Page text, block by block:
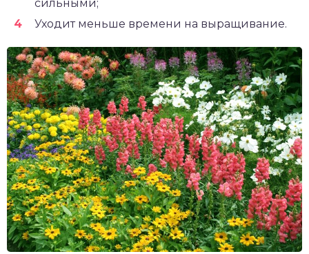
сильными;
Уходит меньше времени на выращивание.